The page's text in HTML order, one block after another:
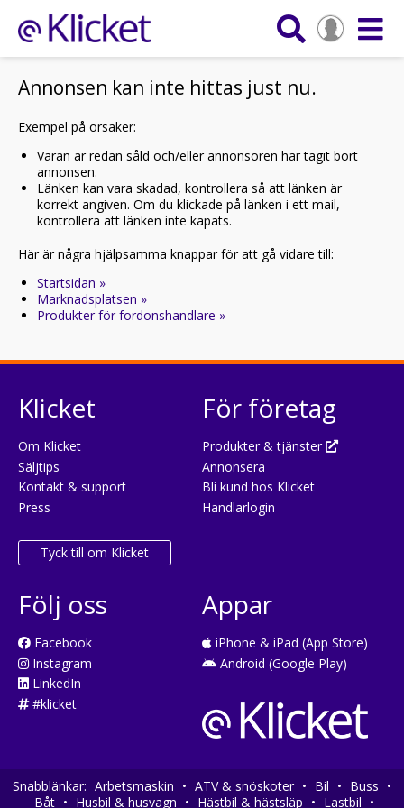
Annonsen kan inte hittas just nu.
Exempel på orsaker:
Varan är redan såld och/eller annonsören har tagit bort
annonsen.
Länken kan vara skadad, kontrollera så att länken är
korrekt angiven. Om du klickade på länken i ett mail,
kontrollera att länken inte kapats.
Här är några hjälpsamma knappar för att gå vidare till:
Startsidan »
Marknadsplatsen »
Produkter för fordonshandlare »
Klicket
Om Klicket
Säljtips
Kontakt & support
Press
Tyck till om Klicket
För företag
Produkter & tjänster
Annonsera
Bli kund hos Klicket
Handlarlogin
Följ oss
Facebook
Instagram
LinkedIn
#klicket
Appar
iPhone & iPad (App Store)
Android (Google Play)
Snabblänkar: Arbetsmaskin • ATV & snöskoter • Bil • Buss •
Båt • Husbil & husvagn • Hästbil & hästsläp • Lastbil •